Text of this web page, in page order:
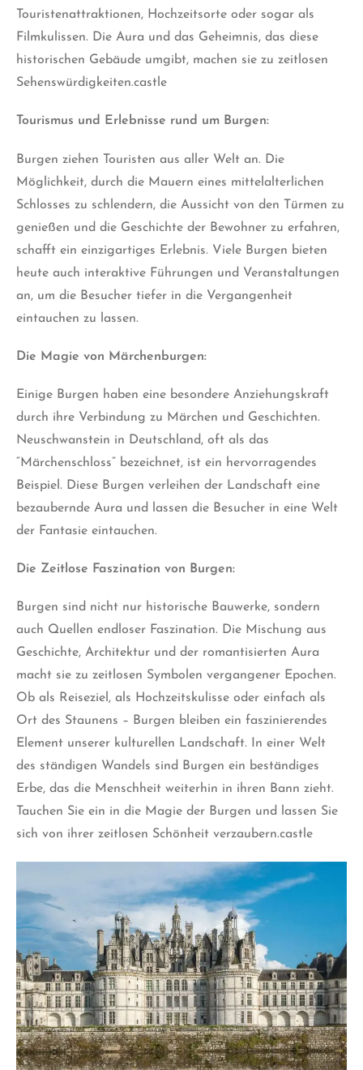
Touristenattraktionen, Hochzeitsorte oder sogar als
Filmkulissen. Die Aura und das Geheimnis, das diese
historischen Gebäude umgibt, machen sie zu zeitlosen
Sehenswürdigkeiten.castle
Tourismus und Erlebnisse rund um Burgen:
Burgen ziehen Touristen aus aller Welt an. Die
Möglichkeit, durch die Mauern eines mittelalterlichen
Schlosses zu schlendern, die Aussicht von den Türmen zu
genießen und die Geschichte der Bewohner zu erfahren,
schafft ein einzigartiges Erlebnis. Viele Burgen bieten
heute auch interaktive Führungen und Veranstaltungen
an, um die Besucher tiefer in die Vergangenheit
eintauchen zu lassen.
Die Magie von Märchenburgen:
Einige Burgen haben eine besondere Anziehungskraft
durch ihre Verbindung zu Märchen und Geschichten.
Neuschwanstein in Deutschland, oft als das
“Märchenschloss” bezeichnet, ist ein hervorragendes
Beispiel. Diese Burgen verleihen der Landschaft eine
bezaubernde Aura und lassen die Besucher in eine Welt
der Fantasie eintauchen.
Die Zeitlose Faszination von Burgen:
Burgen sind nicht nur historische Bauwerke, sondern
auch Quellen endloser Faszination. Die Mischung aus
Geschichte, Architektur und der romantisierten Aura
macht sie zu zeitlosen Symbolen vergangener Epochen.
Ob als Reiseziel, als Hochzeitskulisse oder einfach als
Ort des Staunens – Burgen bleiben ein faszinierendes
Element unserer kulturellen Landschaft. In einer Welt
des ständigen Wandels sind Burgen ein beständiges
Erbe, das die Menschheit weiterhin in ihren Bann zieht.
Tauchen Sie ein in die Magie der Burgen und lassen Sie
sich von ihrer zeitlosen Schönheit verzaubern.castle